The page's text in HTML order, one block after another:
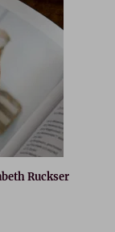
Ruckser